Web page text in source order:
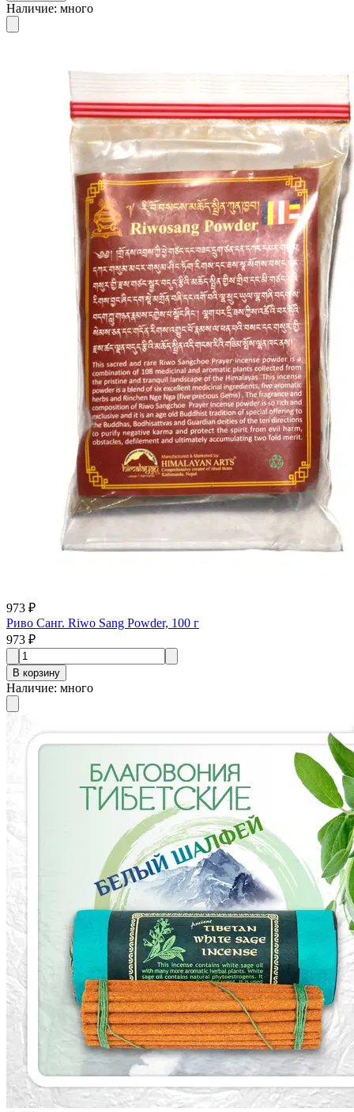
Наличие: много
973 ₽
Риво Санг. Riwo Sang Powder, 100 г
973 ₽
В корзину
Наличие: много